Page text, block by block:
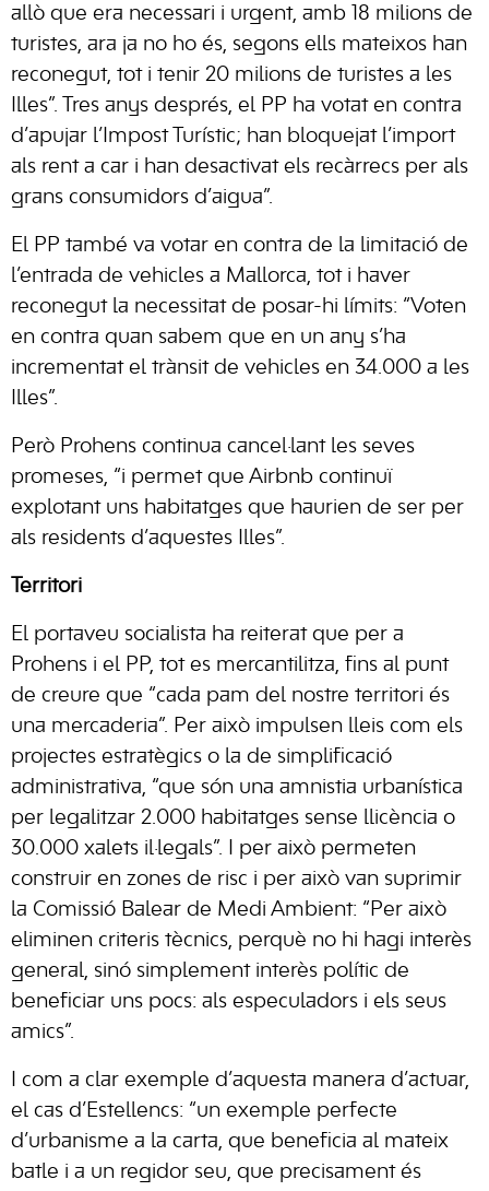
allò que era necessari i urgent, amb 18 milions de
turistes, ara ja no ho és, segons ells mateixos han
reconegut, tot i tenir 20 milions de turistes a les
Illes”. Tres anys després, el PP ha votat en contra
d’apujar l’Impost Turístic; han bloquejat l’import
als rent a car i han desactivat els recàrrecs per als
grans consumidors d’aigua”.
El PP també va votar en contra de la limitació de
l’entrada de vehicles a Mallorca, tot i haver
reconegut la necessitat de posar-hi límits: “Voten
en contra quan sabem que en un any s’ha
incrementat el trànsit de vehicles en 34.000 a les
Illes”.
Però Prohens continua cancel·lant les seves
promeses, “i permet que Airbnb continuï
explotant uns habitatges que haurien de ser per
als residents d’aquestes Illes”.
Territori
El portaveu socialista ha reiterat que per a
Prohens i el PP, tot es mercantilitza, fins al punt
de creure que “cada pam del nostre territori és
una mercaderia”. Per això impulsen lleis com els
projectes estratègics o la de simplificació
administrativa, “que són una amnistia urbanística
per legalitzar 2.000 habitatges sense llicència o
30.000 xalets il·legals”. I per això permeten
construir en zones de risc i per això van suprimir
la Comissió Balear de Medi Ambient: “Per això
eliminen criteris tècnics, perquè no hi hagi interès
general, sinó simplement interès polític de
beneficiar uns pocs: als especuladors i els seus
amics”.
I com a clar exemple d’aquesta manera d’actuar,
el cas d’Estellencs: “un exemple perfecte
d’urbanisme a la carta, que beneficia al mateix
batle i a un regidor seu, que precisament és